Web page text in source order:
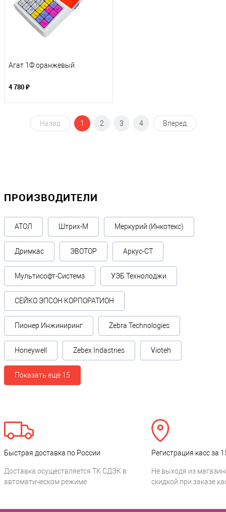
Агат 1Ф оранжевый
4 780 ₽
Назад 1 2 3 4 Вперед
ПРОИЗВОДИТЕЛИ
АТОЛ Штрих-М Меркурий (Инкотекс)
Дримкас ЭВОТОР Аркус-СТ
Мультисофт-Системз УЭБ Технолоджи
СЕЙКО ЭПСОН КОРПОРАТИОН
Пионер Инжиниринг Zebra Technologies
Honeywell Zebex Indastries Vioteh
Показать ещё 15
Быстрая доставка по России
Доставка осуществляется ТК СДЭК в
автоматическом режиме
Регистрация касс за
Не выходя из
скидкой при заказе